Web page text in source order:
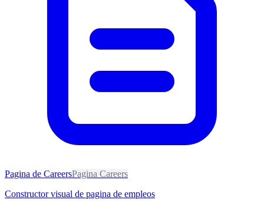
Pagina de CareersPagina Careers
Constructor visual de pagina de empleos